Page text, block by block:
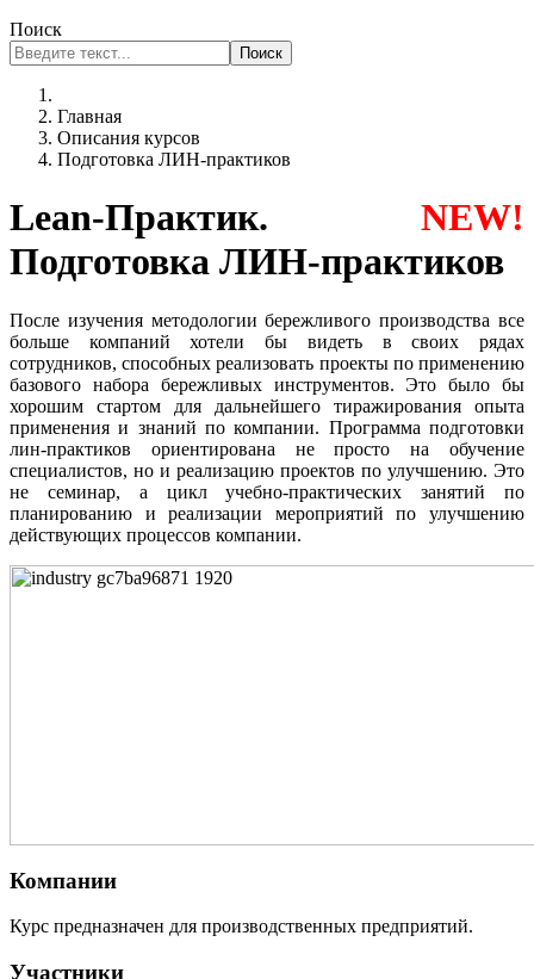
Поиск
Поиск
Главная
Описания курсов
Подготовка ЛИН-практиков
Lean-Практик. NEW!
Подготовка ЛИН-практиков
После изучения методологии бережливого производства все
больше компаний хотели бы видеть в своих рядах
сотрудников, способных реализовать проекты по применению
базового набора бережливых инструментов. Это было бы
хорошим стартом для дальнейшего тиражирования опыта
применения и знаний по компании. Программа подготовки
лин-практиков ориентирована не просто на обучение
специалистов, но и реализацию проектов по улучшению. Это
не семинар, а цикл учебно-практических занятий по
планированию и реализации мероприятий по улучшению
действующих процессов компании.
Компании
Курс предназначен для производственных предприятий.
Участники